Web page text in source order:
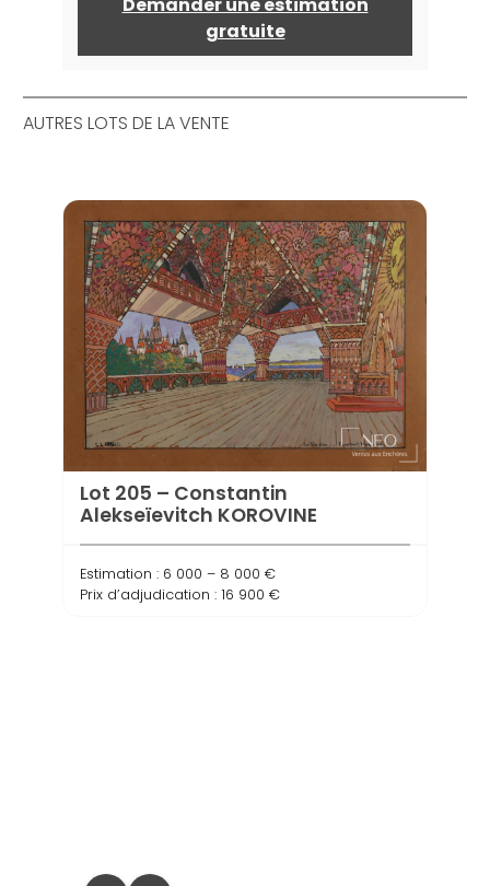
gratuite
AUTRES LOTS DE LA VENTE
Lot 205 – Constantin
Alekseïevitch KOROVINE
Estimation : 6 000 – 8 000 €
Prix d’adjudication : 16 900 €